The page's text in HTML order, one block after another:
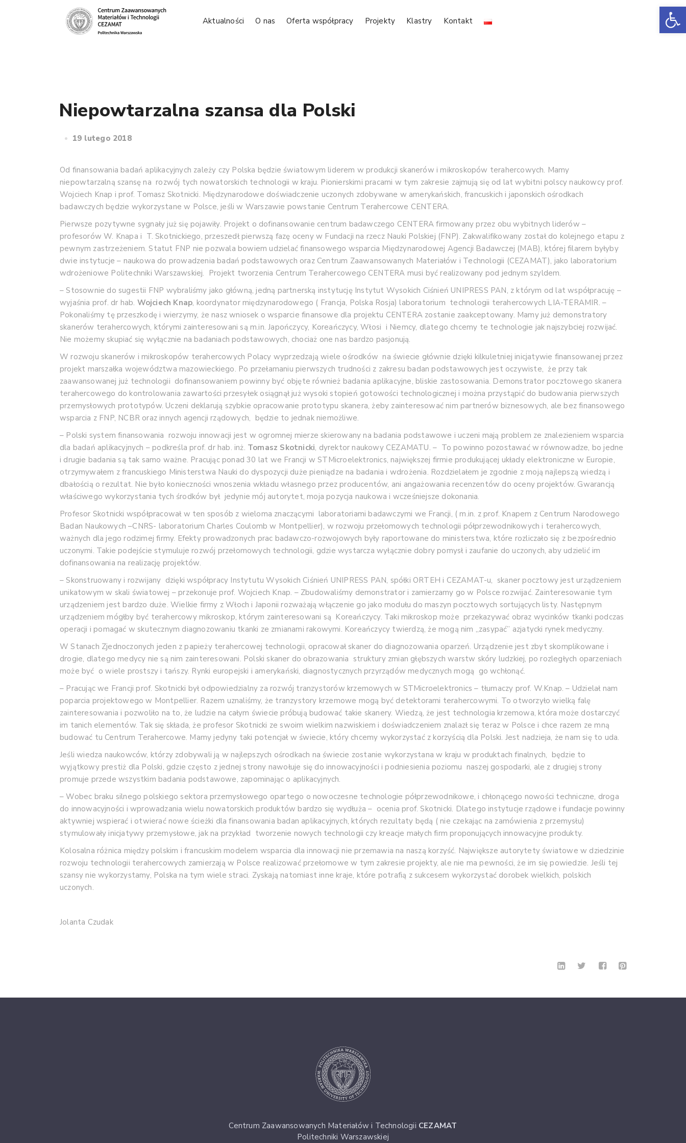
Aktualności O nas Oferta współpracy Projekty Klastry Kontakt
Niepowtarzalna szansa dla Polski
19 lutego 2018
Od finansowania badań aplikacyjnych zależy czy Polska będzie światowym liderem w produkcji skanerów i mikroskopów terahercowych. Mamy
niepowtarzalną szansę na rozwój tych nowatorskich technologii w kraju. Pionierskimi pracami w tym zakresie zajmują się od lat wybitni polscy naukowcy prof.
Wojciech Knap i prof. Tomasz Skotnicki. Międzynarodowe doświadczenie uczonych zdobywane w amerykańskich, francuskich i japonskich ośrodkach
badawczych będzie wykorzystane w Polsce, jeśli w Warszawie powstanie Centrum Terahercowe CENTERA.
Pierwsze pozytywne sygnały już się pojawiły. Projekt o dofinansowanie centrum badawczego CENTERA firmowany przez obu wybitnych liderów –
profesorów W. Knapa i T. Skotnickiego, przeszedł pierwszą fazę oceny w Fundacji na rzecz Nauki Polskiej (FNP). Zakwalifikowany został do kolejnego etapu z
pewnym zastrzeżeniem. Statut FNP nie pozwala bowiem udzielać finansowego wsparcia Międzynarodowej Agencji Badawczej (MAB), której filarem byłyby
dwie instytucje – naukowa do prowadzenia badań podstawowych oraz Centrum Zaawansowanych Materiałów i Technologii (CEZAMAT), jako laboratorium
wdrożeniowe Politechniki Warszawskiej. Projekt tworzenia Centrum Terahercowego CENTERA musi być realizowany pod jednym szyldem.
– Stosownie do sugestii FNP wybraliśmy jako główną, jedną partnerską instytucję Instytut Wysokich Ciśnień UNIPRESS PAN, z którym od lat współpracuję –
wyjaśnia prof. dr hab. Wojciech Knap, koordynator międzynarodowego ( Francja, Polska Rosja) laboratorium technologii terahercowych LIA-TERAMIR. –
Pokonaliśmy tę przeszkodę i wierzymy, że nasz wniosek o wsparcie finansowe dla projektu CENTERA zostanie zaakceptowany. Mamy już demonstratory
skanerów terahercowych, którymi zainteresowani są m.in. Japończycy, Koreańczycy, Włosi i Niemcy, dlatego chcemy te technologie jak najszybciej rozwijać.
Nie możemy skupiać się wyłącznie na badaniach podstawowych, chociaż one nas bardzo pasjonują.
W rozwoju skanerów i mikroskopów terahercowych Polacy wyprzedzają wiele ośrodków na świecie głównie dzięki kilkuletniej inicjatywie finansowanej przez
projekt marszałka województwa mazowieckiego. Po przełamaniu pierwszych trudności z zakresu badan podstawowych jest oczywiste, że przy tak
zaawansowanej już technologii dofinansowaniem powinny być objęte również badania aplikacyjne, bliskie zastosowania. Demonstrator pocztowego skanera
terahercowego do kontrolowania zawartości przesyłek osiągnął już wysoki stopień gotowości technologicznej i można przystąpić do budowania pierwszych
przemysłowych prototypów. Uczeni deklarują szybkie opracowanie prototypu skanera, żeby zainteresować nim partnerów biznesowych, ale bez finansowego
wsparcia z FNP, NCBR oraz innych agencji rządowych, będzie to jednak niemożliwe.
– Polski system finansowania rozwoju innowacji jest w ogromnej mierze skierowany na badania podstawowe i uczeni mają problem ze znalezieniem wsparcia
dla badań aplikacyjnych – podkreśla prof. dr hab. inż. Tomasz Skotnicki, dyrektor naukowy CEZAMATU. – To powinno pozostawać w równowadze, bo jedne
i drugie badania są tak samo ważne. Pracując ponad 30 lat we Francji w STMicroelektronics, największej firmie produkującej układy elektroniczne w Europie,
otrzymywałem z francuskiego Ministerstwa Nauki do dyspozycji duże pieniądze na badania i wdrożenia. Rozdzielałem je zgodnie z moją najlepszą wiedzą i
dbałością o rezultat. Nie było konieczności wnoszenia wkładu własnego przez producentów, ani angażowania recenzentów do oceny projektów. Gwarancją
właściwego wykorzystania tych środków był jedynie mój autorytet, moja pozycja naukowa i wcześniejsze dokonania.
Profesor Skotnicki współpracował w ten sposób z wieloma znaczącymi laboratoriami badawczymi we Francji, ( m.in. z prof. Knapem z Centrum Narodowego
Badan Naukowych –CNRS- laboratorium Charles Coulomb w Montpellier), w rozwoju przełomowych technologii półprzewodnikowych i terahercowych,
ważnych dla jego rodzimej firmy. Efekty prowadzonych prac badawczo-rozwojowych były raportowane do ministerstwa, które rozliczało się z bezpośrednio
uczonymi. Takie podejście stymuluje rozwój przełomowych technologii, gdzie wystarcza wyłącznie dobry pomysł i zaufanie do uczonych, aby udzielić im
dofinansowania na realizację projektów.
– Skonstruowany i rozwijany dzięki współpracy Instytutu Wysokich Ciśnień UNIPRESS PAN, spółki ORTEH i CEZAMAT-u, skaner pocztowy jest urządzeniem
unikatowym w skali światowej – przekonuje prof. Wojciech Knap. – Zbudowaliśmy demonstrator i zamierzamy go w Polsce rozwijać. Zainteresowanie tym
urządzeniem jest bardzo duże. Wielkie firmy z Włoch i Japonii rozważają włączenie go jako modułu do maszyn pocztowych sortujących listy. Następnym
urządzeniem mógłby być terahercowy mikroskop, którym zainteresowani są Koreańczycy. Taki mikroskop może przekazywać obraz wycinków tkanki podczas
operacji i pomagać w skutecznym diagnozowaniu tkanki ze zmianami rakowymi. Koreańczycy twierdzą, że mogą nim „zasypać” azjatycki rynek medyczny.
W Stanach Zjednoczonych jeden z papieży terahercowej technologii, opracował skaner do diagnozowania oparzeń. Urządzenie jest zbyt skomplikowane i
drogie, dlatego medycy nie są nim zainteresowani. Polski skaner do obrazowania struktury zmian głębszych warstw skóry ludzkiej, po rozległych oparzeniach
może być o wiele prostszy i tańszy. Rynki europejski i amerykański, diagnostycznych przyrządów medycznych mogą go wchłonąć.
– Pracując we Francji prof. Skotnicki był odpowiedzialny za rozwój tranzystorów krzemowych w STMicroelektronics – tłumaczy prof. W.Knap. – Udzielał nam
poparcia projektowego w Montpellier. Razem uznaliśmy, że tranzystory krzemowe mogą być detektorami terahercowymi. To otworzyło wielką falę
zainteresowania i pozwoliło na to, że ludzie na całym świecie próbują budować takie skanery. Wiedzą, że jest technologia krzemowa, która może dostarczyć
im tanich elementów. Tak się składa, że profesor Skotnicki ze swoim wielkim nazwiskiem i doświadczeniem znalazł się teraz w Polsce i chce razem ze mną
budować tu Centrum Terahercowe. Mamy jedyny taki potencjał w świecie, który chcemy wykorzystać z korzyścią dla Polski. Jest nadzieja, że nam się to uda.
Jeśli wiedza naukowców, którzy zdobywali ją w najlepszych ośrodkach na świecie zostanie wykorzystana w kraju w produktach finalnych, będzie to
wyjątkowy prestiż dla Polski, gdzie często z jednej strony nawołuje się do innowacyjności i podniesienia poziomu naszej gospodarki, ale z drugiej strony
promuje przede wszystkim badania podstawowe, zapominając o aplikacyjnych.
– Wobec braku silnego polskiego sektora przemysłowego opartego o nowoczesne technologie półprzewodnikowe, i chłonącego nowości techniczne, droga
do innowacyjności i wprowadzania wielu nowatorskich produktów bardzo się wydłuża – ocenia prof. Skotnicki. Dlatego instytucje rządowe i fundacje powinny
aktywniej wspierać i otwierać nowe ścieżki dla finansowania badan aplikacyjnych, których rezultaty będą ( nie czekając na zamówienia z przemysłu)
stymulowały inicjatywy przemysłowe, jak na przykład tworzenie nowych technologii czy kreacje małych firm proponujących innowacyjne produkty.
Kolosalna różnica między polskim i francuskim modelem wsparcia dla innowacji nie przemawia na naszą korzyść. Największe autorytety światowe w dziedzinie
rozwoju technologii terahercowych zamierzają w Polsce realizować przełomowe w tym zakresie projekty, ale nie ma pewności, że im się powiedzie. Jeśli tej
szansy nie wykorzystamy, Polska na tym wiele straci. Zyskają natomiast inne kraje, które potrafią z sukcesem wykorzystać dorobek wielkich, polskich
uczonych.
Jolanta Czudak
Centrum Zaawansowanych Materiałów i Technologii CEZAMAT
Politechniki Warszawskiej